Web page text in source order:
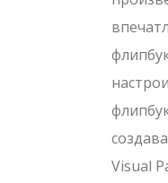
Visual